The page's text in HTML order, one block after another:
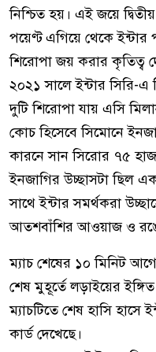
নিশ্চিত হয়। এই জয়ে
পয়েণ্ট এগিয়ে থেকে
শিরোপা জয় করার কৃতিত্ব
২০২১ সালে ইন্টার সিরি-
দুটি শিরোপা যায় এসি
কোচ হিসেবে সিমোনে
কারনে সান সিরোর ৭৫
ইনজাগির উচ্ছাসটা ছিল
সাথে ইন্টার সমর্থকরা
আতশবাঁশির আওয়াজ ও
ম্যাচ শেষের ১০ মিনিট
শেষ মুহূর্তে লড়াইয়ের
ম্যাচটিতে শেষ হাসি হাসে
কার্ড দেখেছে।